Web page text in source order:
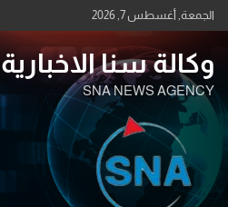
Skip
to
الجمعة, أغسطس 7, 2026
وكالة سنا الاخبارية
SNA NEWS AGENCY